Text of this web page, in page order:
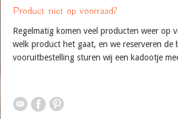
Product niet op voorraad?
Regelmatig komen veel producten weer op
welk product het gaat, en we reserveren de
vooruitbestelling sturen wij een kadootje